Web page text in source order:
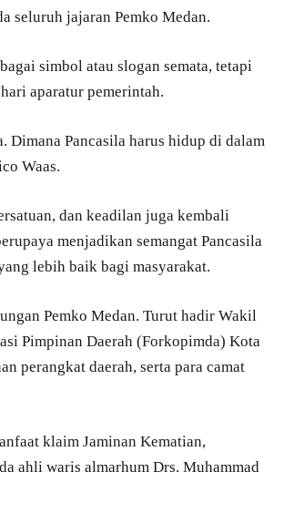
seluruh jajaran Pemko Medan.
simbol atau slogan semata, tetapi
aparatur pemerintah.
Pancasila harus hidup di dalam
Waas.
dan keadilan juga kembali
menjadikan semangat Pancasila
lebih baik bagi masyarakat.
Pemko Medan. Turut hadir Wakil
Pimpinan Daerah (Forkopimda) Kota
perangkat daerah, serta para camat
klaim Jaminan Kematian,
ahli waris almarhum Drs. Muhammad